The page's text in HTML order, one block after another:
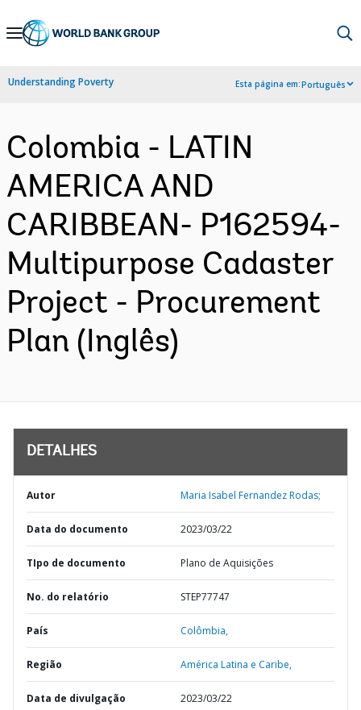
Skip
Navigation
Understanding Poverty Esta página em:Português
Colombia - LATIN
AMERICA AND
CARIBBEAN- P162594-
Multipurpose Cadaster
Project - Procurement
Plan (Inglês)
DETALHES
Autor Maria Isabel Fernandez Rodas;
Data do documento 2023/03/22
TIpo de documento Plano de Aquisições
No. do relatório STEP77747
País Colômbia,
Região América Latina e Caribe,
Data de divulgação 2023/03/22